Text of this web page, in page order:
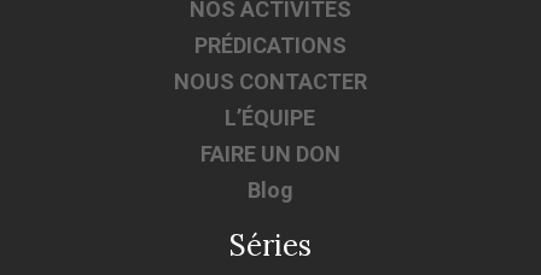
NOS ACTIVITÉS
PRÉDICATIONS
NOUS CONTACTER
L’ÉQUIPE
FAIRE UN DON
Blog
Séries